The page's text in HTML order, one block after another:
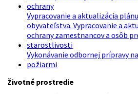
ochrany
Vypracovanie a aktualizácia
obyvateľstva. Vypracovanie a
ochrany zamestnancov a osôb
starostlivosti
Vykonávanie odbornej prípravy
požiarmi
Životné prostredie